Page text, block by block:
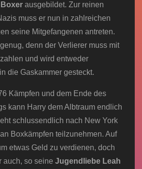
Boxer ausgebildet. Zur reinen
muss er nun in zahlreichen
seine Mitgefangenen antreten.
denn der Verlierer muss mit
und wird entweder
die Gaskammer gesteckt.
Kämpfen und dem Ende des
kann Harry dem Albtraum endlich
schlussendlich nach New York
Boxkämpfen teilzunehmen. Auf
etwas Geld zu verdienen, doch
auch, so seine Jugendliebe Leah